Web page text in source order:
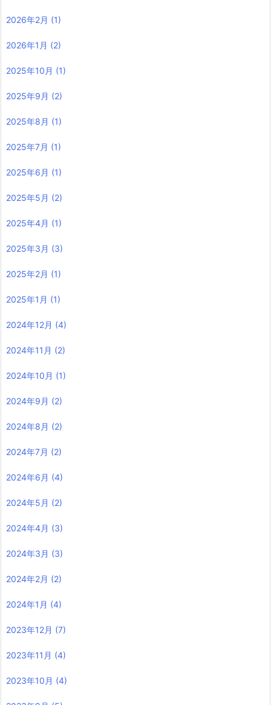
2026年2月 (1)
2026年1月 (2)
2025年10月 (1)
2025年9月 (2)
2025年8月 (1)
2025年7月 (1)
2025年6月 (1)
2025年5月 (2)
2025年4月 (1)
2025年3月 (3)
2025年2月 (1)
2025年1月 (1)
2024年12月 (4)
2024年11月 (2)
2024年10月 (1)
2024年9月 (2)
2024年8月 (2)
2024年7月 (2)
2024年6月 (4)
2024年5月 (2)
2024年4月 (3)
2024年3月 (3)
2024年2月 (2)
2024年1月 (4)
2023年12月 (7)
2023年11月 (4)
2023年10月 (4)